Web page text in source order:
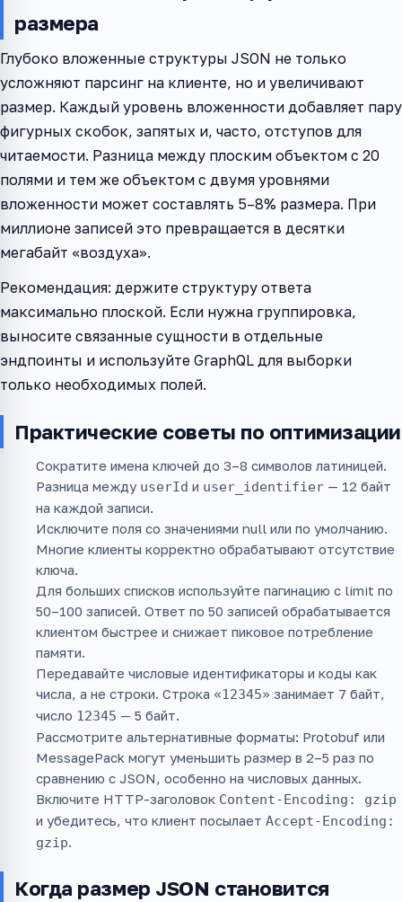
размера
Глубоко вложенные структуры JSON не только
усложняют парсинг на клиенте, но и увеличивают
размер. Каждый уровень вложенности добавляет пару
фигурных скобок, запятых и, часто, отступов для
читаемости. Разница между плоским объектом с 20
полями и тем же объектом с двумя уровнями
вложенности может составлять 5–8% размера. При
миллионе записей это превращается в десятки
мегабайт «воздуха».
Рекомендация: держите структуру ответа
максимально плоской. Если нужна группировка,
выносите связанные сущности в отдельные
эндпоинты и используйте GraphQL для выборки
только необходимых полей.
Практические советы по оптимизации
Сократите имена ключей до 3–8 символов латиницей.
Разница между userId и user_identifier — 12 байт
на каждой записи.
Исключите поля со значениями null или по умолчанию.
Многие клиенты корректно обрабатывают отсутствие
ключа.
Для больших списков используйте пагинацию с limit по
50–100 записей. Ответ по 50 записей обрабатывается
клиентом быстрее и снижает пиковое потребление
памяти.
Передавайте числовые идентификаторы и коды как
числа, а не строки. Строка «12345» занимает 7 байт,
число 12345 — 5 байт.
Рассмотрите альтернативные форматы: Protobuf или
MessagePack могут уменьшить размер в 2–5 раз по
сравнению с JSON, особенно на числовых данных.
Включите HTTP-заголовок Content-Encoding: gzip
и убедитесь, что клиент посылает Accept-Encoding:
gzip.
Когда размер JSON становится